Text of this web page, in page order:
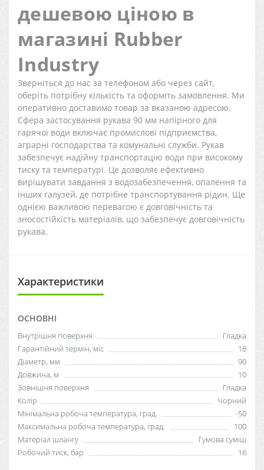
дешевою ціною в
магазині Rubber
Industry
Зверніться до нас за телефоном або через сайт,
оберіть потрібну кількість та оформіть замовлення. Ми
оперативно доставимо товар за вказаною адресою.
Сфера застосування рукава 90 мм напірного для
гарячої води включає промислові підприємства,
аграрні господарства та комунальні служби. Рукав
забезпечує надійну транспортацію води при високому
тиску та температурі. Це дозволяє ефективно
вирішувати завдання з водозабезпечення, опалення та
інших галузей, де потрібне транспортування рідин. Ще
однією важливою перевагою є довговічність та
зносостійкість матеріалів, що забезпечує довговічність
рукава.
Характеристики
ОСНОВНІ
Внутрішня поверхня
Гладка
Гарантійний термін, міс
18
Діаметр, мм
90
Довжина, м
10
Зовнішня поверхня
Гладка
Колір
Чорний
Мінімальна робоча температура, град.
-50
Максимальна робоча температура, град.
100
Матеріал шлангу
Гумова суміш
Робочий тиск, бар
16